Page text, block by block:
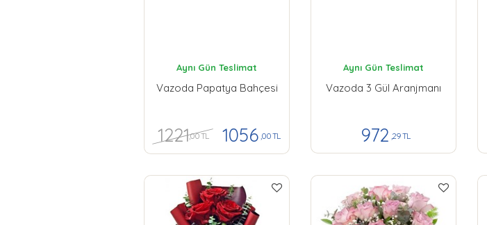
Aynı Gün Teslimat
Vazoda Papatya Bahçesi
1221,00 TL 1056 ,00 TL
Aynı Gün Teslimat
Vazoda 3 Gül Aranjmanı
972 ,29 TL